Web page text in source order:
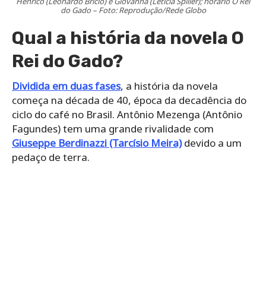
do Gado – Foto: Reprodução/Rede Globo
Qual a história da novela O
Rei do Gado?
Dividida em duas fases, a história da novela
começa na década de 40, época da decadência do
ciclo do café no Brasil. Antônio Mezenga (Antônio
Fagundes) tem uma grande rivalidade com
Giuseppe Berdinazzi (Tarcísio Meira)devido a um
pedaço de terra.